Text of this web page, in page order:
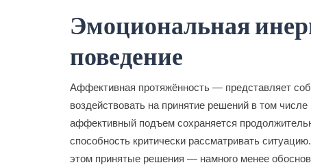
Эмоциональная
поведение
Аффективная протяжённость — представляет
воздействовать на принятие решений в том
аффективный подъем сохраняется
способность критически рассматривать
этом принятые решения — намного менее